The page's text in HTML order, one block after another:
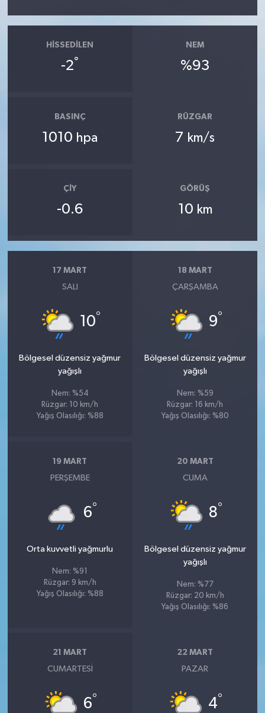
HISSEDILEN
-2°
NEM
%93
BASINÇ
1010 hpa
RÜZGAR
7 km/s
ÇIY
-0.6
GÖRÜŞ
10 km
17 MART
SALI
10°
Bölgesel düzensiz yağmur
yağışlı
Nem: %54
Rüzgar: 10 km/h
Yağış Olasılığı: %88
18 MART
ÇARŞAMBA
9°
Bölgesel düzensiz yağmur
yağışlı
Nem: %59
Rüzgar: 16 km/h
Yağış Olasılığı: %80
19 MART
PERŞEMBE
6°
Orta kuvvetli yağmurlu
Nem: %91
Rüzgar: 9 km/h
Yağış Olasılığı: %88
20 MART
CUMA
8°
Bölgesel düzensiz yağmur
yağışlı
Nem: %77
Rüzgar: 20 km/h
Yağış Olasılığı: %86
21 MART
CUMARTESI
6°
22 MART
PAZAR
4°